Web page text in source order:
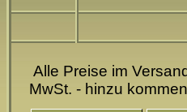
Alle Preise im
MwSt. - hinzu